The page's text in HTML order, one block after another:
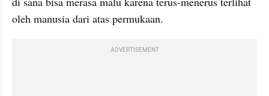
oleh manusia dari atas permukaan.
ADVERTISEMENT